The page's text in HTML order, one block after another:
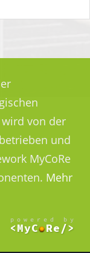
von der
und
MyCoRe
Mehr